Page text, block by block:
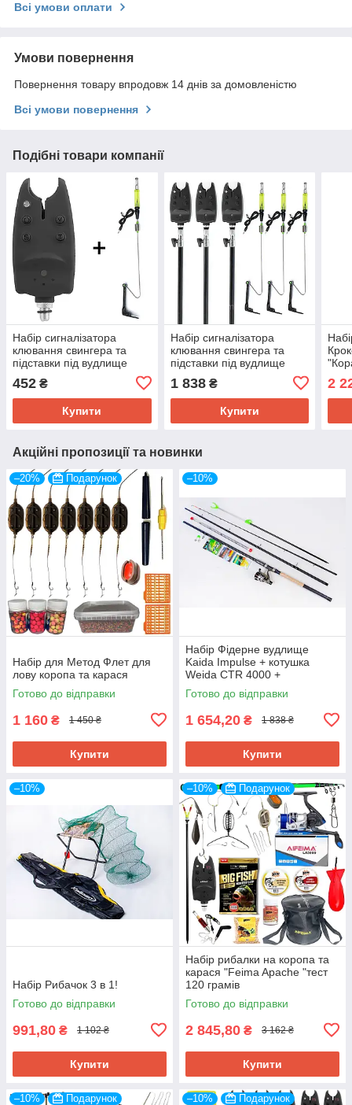
Всі умови оплати
Умови повернення
Повернення товару впродовж 14 днів за домовленістю
Всі умови повернення
Подібні товари компанії
Набір сигналізатора
клювання свингера та
підставки під вудлище
452 ₴
Купити
Набір сигналізатора
клювання свингера та
підставки під вудлище
1 838₴
Купити
2
Акційні пропозиції та новинки
–20% Подарунок
Набір для Метод Флет для
лову коропа та карася
Готово до відправки
1 160 ₴ 1 450 ₴
Купити
–10%
Набір Фідерне вудлище
Kaida Impulse + котушка
Weida CTR 4000 +
Подарунок!
Готово до відправки
1 654,20 ₴ 1 838 ₴
Купити
–10%
Набір Рибачок 3 в 1!
Готово до відправки
991,80 ₴ 1 102 ₴
Купити
–10% Подарунок
Набір рибалки на коропа та
карася "Feima Apache "тест
120 грамів
Готово до відправки
2 845,80 ₴ 3 162 ₴
Купити
–10% Подарунок –10% Подарунок